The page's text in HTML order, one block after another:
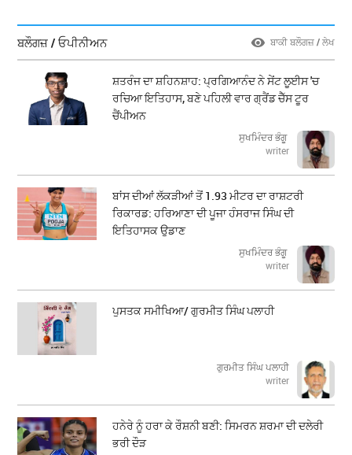
ਬਲੌਗਜ਼ / ਓਪੀਨੀਅਨ ਬਾਕੀ ਬਲੌਗਜ਼ / ਲੇਖ
ਸ਼ਤਰੰਜ ਦਾ ਸ਼ਹਿਨਸ਼ਾਹ: ਪ੍ਰਗਿਆਨੰਦ ਨੇ ਸੇਂਟ ਲੂਈਸ 'ਚ
ਰਚਿਆ ਇਤਿਹਾਸ, ਬਣੇ ਪਹਿਲੀ ਵਾਰ ਗ੍ਰੈਂਡ ਚੈੱਸ ਟੂਰ
ਚੈਂਪੀਅਨ
ਸੁਖਮਿੰਦਰ ਭੰਗੂ
writer
ਬਾਂਸ ਦੀਆਂ ਲੱਕੜੀਆਂ ਤੋਂ 1.93 ਮੀਟਰ ਦਾ ਰਾਸ਼ਟਰੀ
ਰਿਕਾਰਡ: ਹਰਿਆਣਾ ਦੀ ਪੂਜਾ ਹੰਸਰਾਜ ਸਿੰਘ ਦੀ
ਇਤਿਹਾਸਕ ਉਡਾਣ
ਸੁਖਮਿੰਦਰ ਭੰਗੂ
writer
ਪੁਸਤਕ ਸਮੀਖਿਆ/ ਗੁਰਮੀਤ ਸਿੰਘ ਪਲਾਹੀ
ਗੁਰਮੀਤ ਸਿੰਘ ਪਲਾਹੀ
writer
ਹਨੇਰੇ ਨੂੰ ਹਰਾ ਕੇ ਰੌਸ਼ਨੀ ਬਣੀ: ਸਿਮਰਨ ਸ਼ਰਮਾ ਦੀ ਦਲੇਰੀ
ਭਰੀ ਦੌੜ